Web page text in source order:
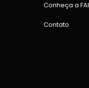
Conheça a
Contato